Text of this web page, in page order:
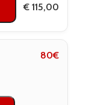
€ 115,00
80€